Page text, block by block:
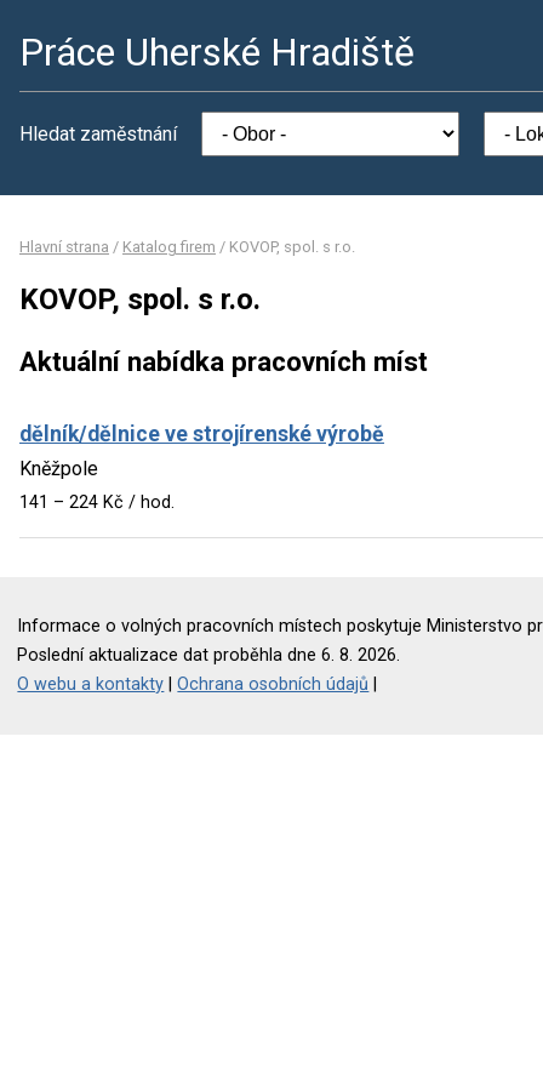
Práce Uherské Hradiště
Hledat zaměstnání
Hlavní strana / Katalog firem / KOVOP, spol. s r.o.
KOVOP, spol. s r.o.
Aktuální nabídka pracovních míst
dělník/dělnice ve strojírenské výrobě
Kněžpole
141 – 224 Kč / hod.
Informace o volných pracovních místech poskytuje Ministerstvo
Poslední aktualizace dat proběhla dne 6. 8. 2026.
O webu a kontakty |Ochrana osobních údajů